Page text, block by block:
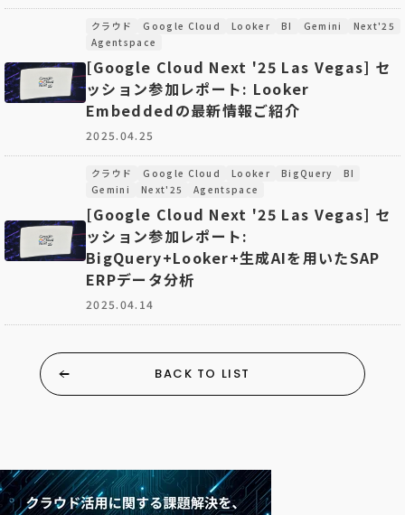
クラウド Google Cloud Looker BI Gemini
Next'25
Agentspace
[Google Cloud Next '25 Las Vegas] セ
ッション参加レポート: Looker
Embeddedの最新情報ご紹介
2025.04.25
クラウド Google Cloud Looker BigQuery
BI
Gemini
Next'25 Agentspace
[Google Cloud Next '25 Las Vegas] セ
ッション参加レポート:
BigQuery+Looker+生成AIを用いたSAP
ERPデータ分析
2025.04.14
BACK TO LIST